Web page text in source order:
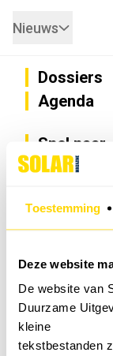
Toestemming
Deze website
De website van
Duurzame
kleine
tekstbestanden
Nieuws
Dossiers
Agenda
Snel naar
Privacy
Nieuwsbrief
Vacatures
English